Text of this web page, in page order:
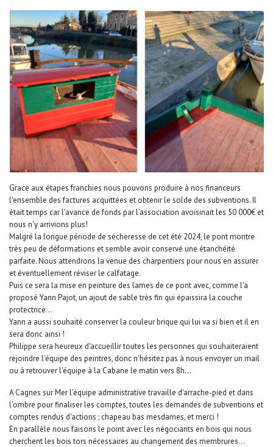
Grace aux étapes franchies nous pouvons produire à nos financeurs
l'ensemble des factures acquittées et obtenir le solde des subventions. Il
était temps car l'avance de fonds par l’association avoisinait les 50 000€ et
nous n'y arrivions plus!
Malgré la longue période de sécheresse de cet été 2024, le pont montre
très peu de déformations et semble avoir conservé une étanchéité
parfaite. Nous attendrons la venue des charpentiers pour nous en assurer
et éventuellement réviser le calfatage.
Puis ce sera la mise en peinture des lames de ce pont avec, comme l'a
proposé Yann Pajot, un ajout de sable très fin qui épaissira la couche
protectrice...
Yann a aussi souhaité conserver la couleur brique qui lui va si bien et il en
sera donc ainsi !
Philippe sera heureux d'accueillir toutes les personnes qui souhaiteraient
rejoindre l'équipe des peintres, donc n'hésitez pas à nous envoyer un mail
ou à retrouver l'équipe à la Cabane le matin vers 8h...
A Cagnes sur Mer l'équipe administrative travaille d'arrache-pied et dans
l’ombre pour finaliser les comptes, toutes les demandes de subventions et
comptes rendus d'actions ; chapeau bas mesdames, et merci !
En parallèle nous faisons le point avec les négociants en bois qui nous
cherchent les bois tors nécessaires au changement des membrures...